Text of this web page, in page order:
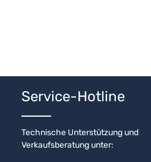
Service-Hotline
Technische Unterstützung und
Verkaufsberatung unter: